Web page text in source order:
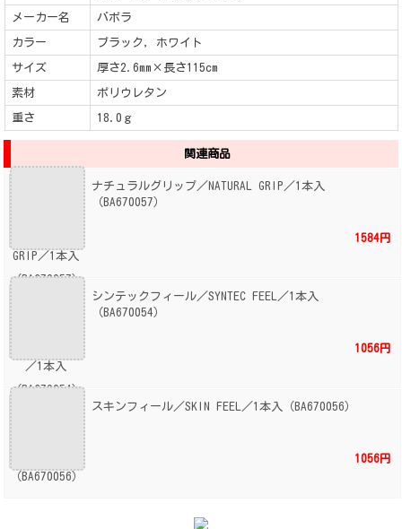
メーカー名 バボラ
カラー ブラック, ホワイト
サイズ 厚さ2.6mm×長さ115cm
素材 ポリウレタン
重さ 18.0ｇ
関連商品
ナチュラルグリップ／NATURAL GRIP／1本入
（BA670057）
1584円
シンテックフィール／SYNTEC FEEL／1本入
（BA670054）
1056円
スキンフィール／SKIN FEEL／1本入（BA670056）
1056円